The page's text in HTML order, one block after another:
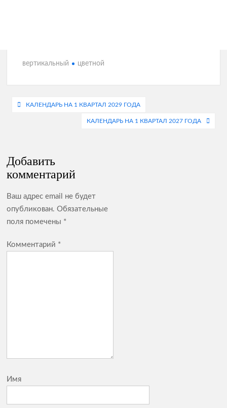
вертикальный цветной
Навигация
КАЛЕНДАРЬ НА 1 КВАРТАЛ 2029 ГОДА
КАЛЕНДАРЬ НА 1 КВАРТАЛ 2027 ГОДА
Добавить
комментарий
Ваш адрес email не будет
опубликован. Обязательные
поля помечены *
Комментарий *
Имя